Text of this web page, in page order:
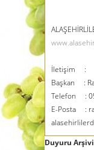
İletişim :
Başkan :
Telefon :
E-Posta :
Duyuru Arşivi